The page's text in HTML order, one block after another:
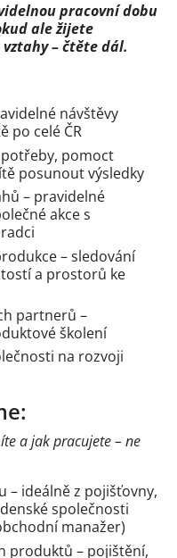
pracovní dobu
ale žijete
– čtěte dál.
návštěvy
po celé ČR
pomoct
posunout výsledky
– pravidelné
akce s
– sledování
a prostorů ke
partnerů –
školení
na rozvoji
a jak pracujete – ne
– ideálně z pojišťovny,
společnosti
manažer)
produktů – pojištění,